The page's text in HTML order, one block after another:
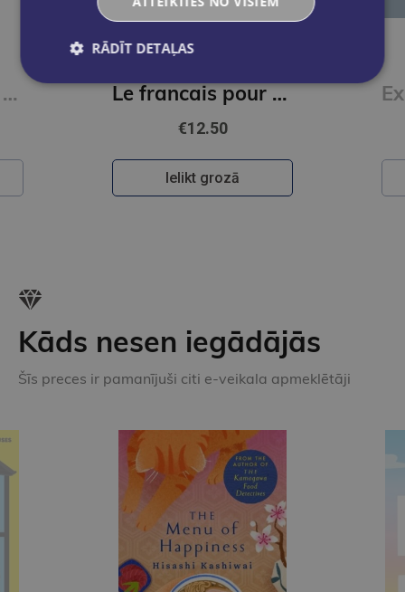
Le francais pour tous / French for everyone. La prononciation du francais (A1/A2) Livre + Audio Le francais pour tous / French for everyone. Le vocabulaire par les jeux (A1/A2) Livre + Audio
€12.50
Ielikt grozā
Kāds nesen iegādājās
Šīs preces ir pamanījuši citi e-veikala apmeklētāji
RĀDĪT DETAĻAS